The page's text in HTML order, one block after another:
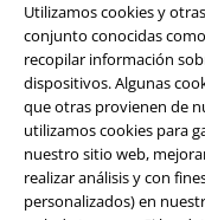
Utilizamos cookies y
conjunto conocidas
recopilar información
dispositivos. Algunas
que otras provienen de
utilizamos cookies para
nuestro sitio web,
realizar análisis y con
personalizados) en
Legal